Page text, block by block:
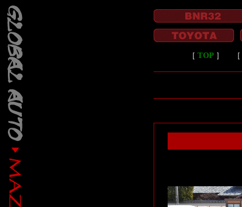
［ TOP］ ［